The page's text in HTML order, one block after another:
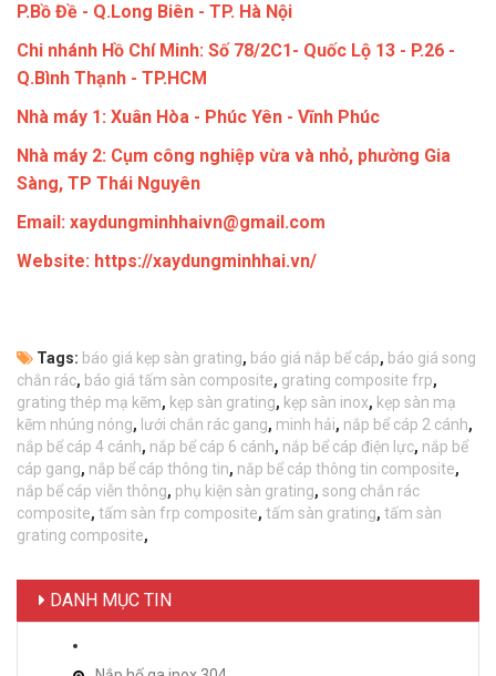
P.Bồ Đề - Q.Long Biên - TP. Hà Nội
Chi nhánh Hồ Chí Minh: Số 78/2C1- Quốc Lộ 13 - P.26 -
Q.Bình Thạnh - TP.HCM
Nhà máy 1: Xuân Hòa - Phúc Yên - Vĩnh Phúc
Nhà máy 2: Cụm công nghiệp vừa và nhỏ, phường Gia
Sàng, TP Thái Nguyên
Email: xaydungminhhaivn@gmail.com
Website: https://xaydungminhhai.vn/
Tags: báo giá kẹp sàn grating, báo giá nắp bể cáp, báo giá song
chắn rác, báo giá tấm sàn composite, grating composite frp,
grating thép mạ kẽm, kẹp sàn grating, kẹp sàn inox, kẹp sàn mạ
kẽm nhúng nóng, lưới chắn rác gang, minh hải, nắp bể cáp 2 cánh,
nắp bể cáp 4 cánh, nắp bể cáp 6 cánh, nắp bể cáp điện lực, nắp bể
cáp gang, nắp bể cáp thông tin, nắp bể cáp thông tin composite,
nắp bể cáp viễn thông, phụ kiện sàn grating, song chắn rác
composite, tấm sàn frp composite, tấm sàn grating, tấm sàn
grating composite,
DANH MỤC TIN